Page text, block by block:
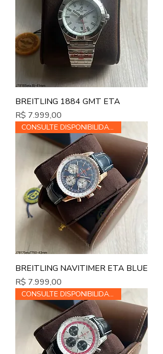
BREITLING 1884 GMT ETA
Preço
R$ 7.999,00
CONSULTE DISPONIBILIDADE
BREITLING NAVITIMER ETA BLUE
Preço
R$ 7.999,00
CONSULTE DISPONIBILIDADE